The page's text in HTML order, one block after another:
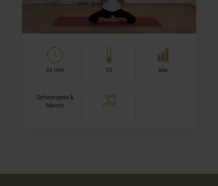
Am Ende…
36 min 35 alle
Schwangere &
Mamis